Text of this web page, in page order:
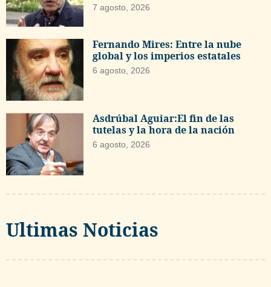
7 agosto, 2026
Fernando Mires: Entre la nube
global y los imperios estatales
6 agosto, 2026
Asdrúbal Aguiar:El fin de las
tutelas y la hora de la nación
6 agosto, 2026
Ultimas Noticias